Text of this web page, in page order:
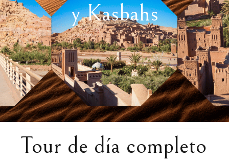
y Kasbahs
Tour de día completo